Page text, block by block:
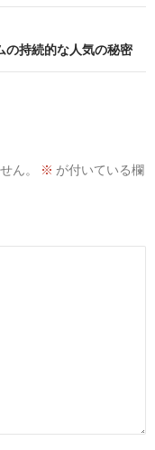
の持続的な人気の秘密
ん。 ※ が付いている欄